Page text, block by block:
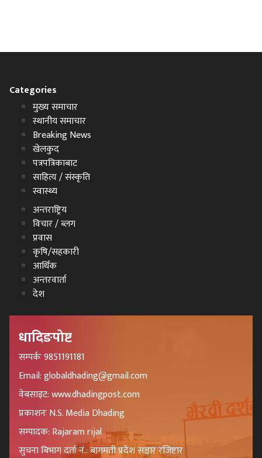
Categories
मुख्य समाचार
स्थानीय समाचार
Breaking News
खेलकुद
पत्रपत्रिकाबाट
साहित्य / संस्कृति
स्वास्थ्य
अन्तराष्ट्रिय
विचार / ब्लग
प्रवास
कृषि/सहकारी
आर्थिक
अन्तरवार्ता
देश
धादिङपोष्ट
सम्पर्कः 9851191181
Email: globaldhading@gmail.com
वेबसाइट: www.dhadingpost.com
प्रकाशनः N.S. Media Dhading
सम्पादक: Rajaram rijal
सुचना बिभाग दर्ता नं.: बागमती प्रदेश सञ्चार रजिष्टार